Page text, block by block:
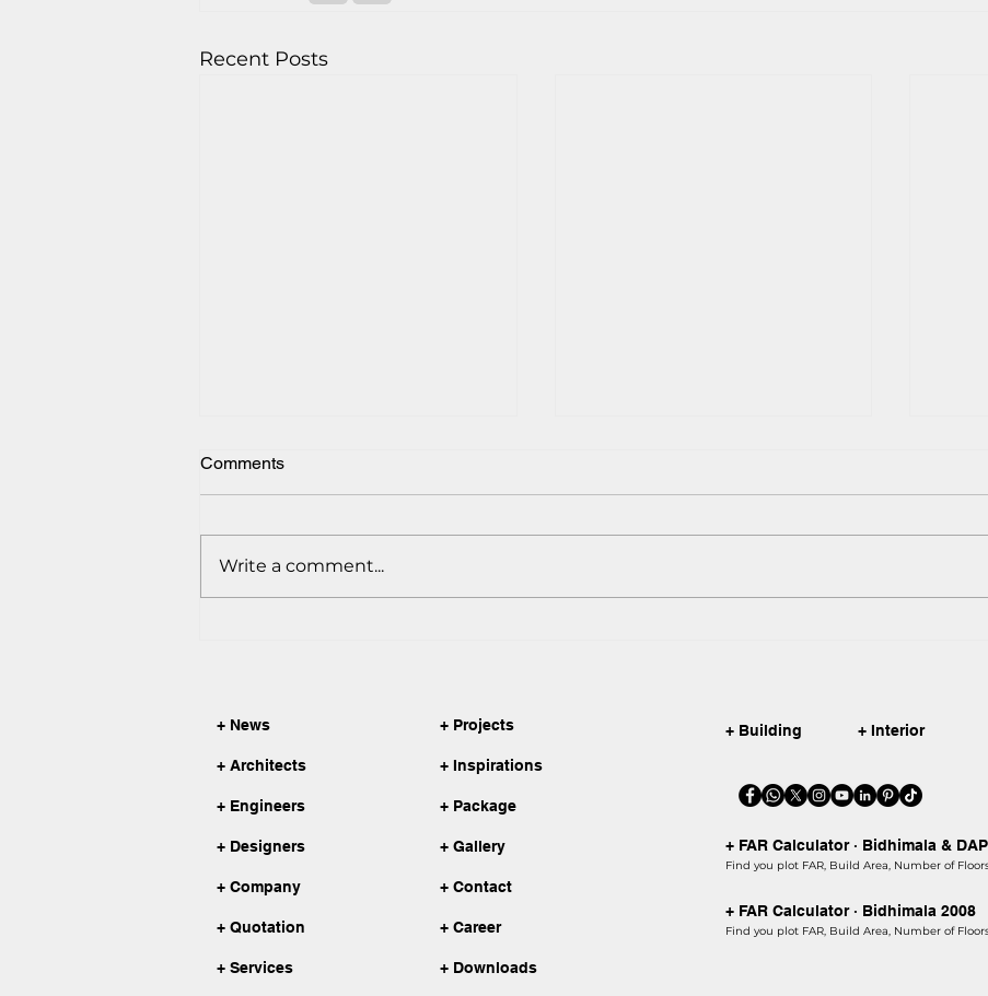
Recent Posts
Comments
Write a comment...
+ News
+ Architects
+ Engineers
+ Designers
+ Company
+ Quotation
+ Services
+ Projects
+ Inspirations
+ Package
+ Gallery
+ Contact
+ Career
+ Downloads
+ Building + Interior
+ FAR Calculator · Bidhimala &
Find you plot FAR, Build Area, Number of
+ FAR Calculator · Bidhimala 2008
Find you plot FAR, Build Area, Number of